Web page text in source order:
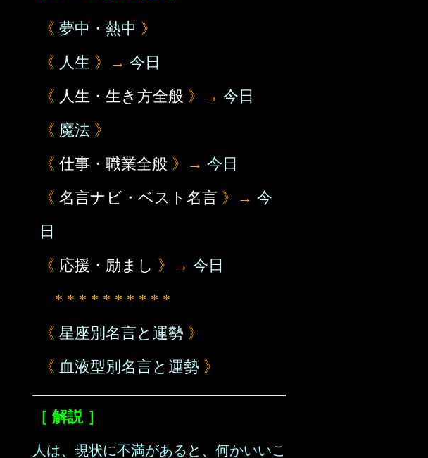
《 夢中・熱中 》
《 人生 》→ 今日
《 人生・生き方全般 》→ 今日
《 魔法 》
《 仕事・職業全般 》→ 今日
《 名言ナビ・ベスト名言 》→ 今
日
《 応援・励まし 》→ 今日
* * * * * * * * * *
《 星座別名言と運勢 》
《 血液型別名言と運勢 》
［ 解説 ］
人は、現状に不満があると、何かいいこ